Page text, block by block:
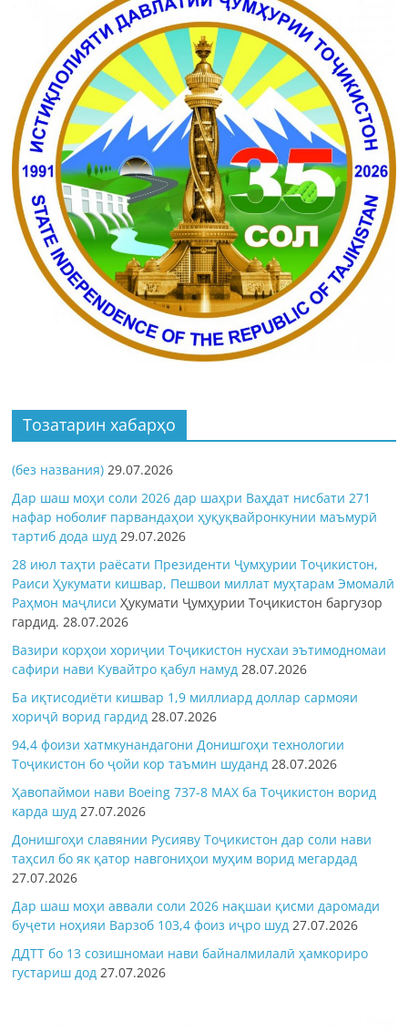
Тозатарин хабарҳо
(без названия) 29.07.2026
Дар шаш моҳи соли 2026 дар шаҳри Ваҳдат нисбати 271
нафар ноболиғ парвандаҳои ҳуқуқвайронкунии маъмурӣ
тартиб дода шуд 29.07.2026
28 июл таҳти раёсати Президенти Ҷумҳурии Тоҷикистон,
Раиси Ҳукумати кишвар, Пешвои миллат муҳтарам Эмомалӣ
Раҳмон маҷлисиҲукумати Ҷумҳурии Тоҷикистон баргузор
гардид.28.07.2026
Вазири корҳои хориҷии Тоҷикистон нусхаи эътимодномаи
сафири нави Кувайтро қабул намуд 28.07.2026
Ба иқтисодиёти кишвар 1,9 миллиард доллар сармояи
хориҷӣ ворид гардид 28.07.2026
94,4 фоизи хатмкунандагони Донишгоҳи технологии
Тоҷикистон бо ҷойи кор таъмин шуданд 28.07.2026
Ҳавопаймои нави Boeing 737-8 MAX ба Тоҷикистон ворид
карда шуд 27.07.2026
Донишгоҳи славянии Русияву Тоҷикистон дар соли нави
таҳсил бо як қатор навгониҳои муҳим ворид мегардад
27.07.2026
Дар шаш моҳи аввали соли 2026 нақшаи қисми даромади
буҷети ноҳияи Варзоб 103,4 фоиз иҷро шуд 27.07.2026
ДДТТ бо 13 созишномаи нави байналмилалӣ ҳамкориро
густариш дод 27.07.2026